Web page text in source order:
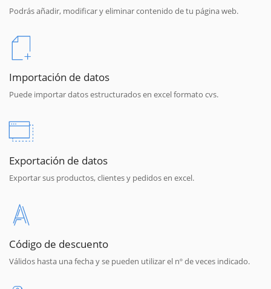
Podrás añadir, modificar y eliminar contenido de tu página web.
Importación de datos
Puede importar datos estructurados en excel formato cvs.
Exportación de datos
Exportar sus productos, clientes y pedidos en excel.
Código de descuento
Válidos hasta una fecha y se pueden utilizar el nº de veces indicado.